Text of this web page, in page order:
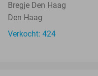
Bregje Den Haag
Den Haag
Verkocht: 424